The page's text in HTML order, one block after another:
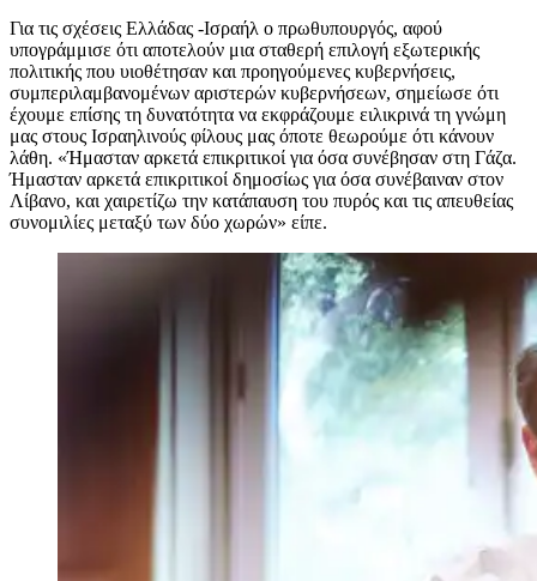
Για τις σχέσεις Ελλάδας -Ισραήλ ο πρωθυπουργός, αφού
υπογράμμισε ότι αποτελούν μια σταθερή επιλογή εξωτερικής
πολιτικής που υιοθέτησαν και προηγούμενες κυβερνήσεις,
συμπεριλαμβανομένων αριστερών κυβερνήσεων, σημείωσε ότι
έχουμε επίσης τη δυνατότητα να εκφράζουμε ειλικρινά τη γνώμη
μας στους Ισραηλινούς φίλους μας όποτε θεωρούμε ότι κάνουν
λάθη. «Ήμασταν αρκετά επικριτικοί για όσα συνέβησαν στη Γάζα.
Ήμασταν αρκετά επικριτικοί δημοσίως για όσα συνέβαιναν στον
Λίβανο, και χαιρετίζω την κατάπαυση του πυρός και τις απευθείας
συνομιλίες μεταξύ των δύο χωρών» είπε.